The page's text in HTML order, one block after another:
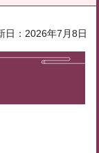
日：2026年7月8日